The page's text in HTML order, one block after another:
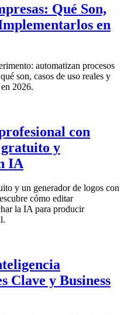
Qué Son,
en
automatizan procesos
son, casos de uso reales y
2026.
con
y
IA
y un generador de logos con
cómo editar
la IA para producir
Clave y Business